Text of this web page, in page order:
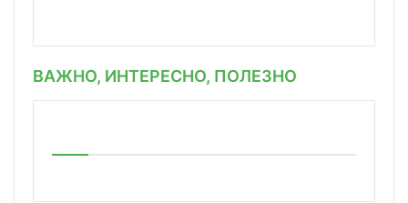
ВАЖНО, ИНТЕРЕСНО, ПОЛЕЗНО